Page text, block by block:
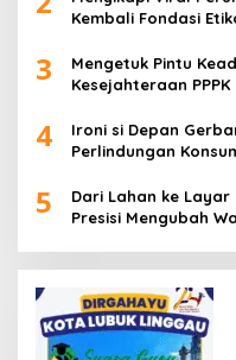
Kembali Fondasi
3
Mengetuk Pintu
Kesejahteraan PPPK
4
Ironi si Depan
Perlindungan
5
Dari Lahan ke